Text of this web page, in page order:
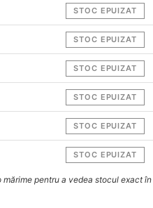
STOC EPUIZAT
STOC EPUIZAT
STOC EPUIZAT
STOC EPUIZAT
STOC EPUIZAT
STOC EPUIZAT
pentru a vedea stocul exact în